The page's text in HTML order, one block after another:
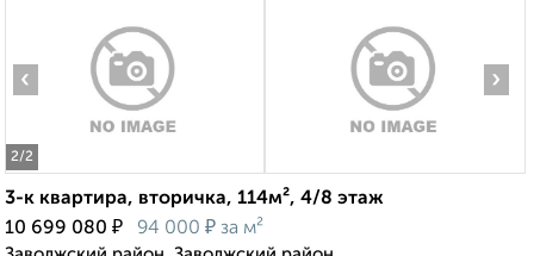
2/2
‹ ›
3-к квартира, вторичка, 114м², 4/8 этаж
10 699 080 ₽ 94 000 ₽ за м²